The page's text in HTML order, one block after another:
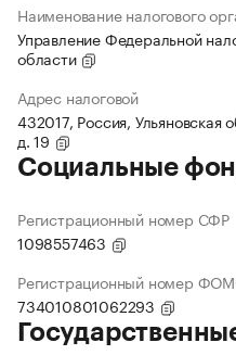
Наименование налогового
Управление Федеральной
области
Адрес налоговой
432017, Россия, Ульяновская
д. 19
Социальные
Регистрационный номер СФР
1098557463
Регистрационный номер
734010801062293